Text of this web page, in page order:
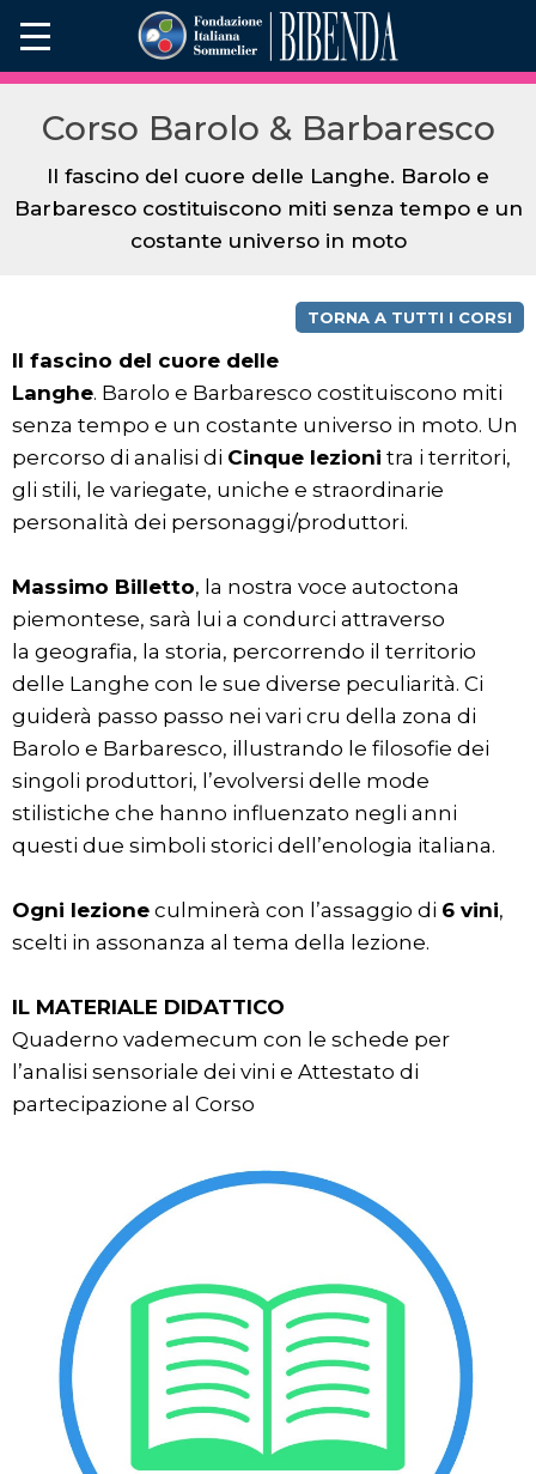
Corso Barolo & Barbaresco
Il fascino del cuore delle Langhe. Barolo e
Barbaresco costituiscono miti senza tempo e un
costante universo in moto
TORNA A TUTTI I CORSI
Il fascino del cuore delle
Langhe. Barolo e Barbaresco costituiscono miti
senza tempo e un costante universo in moto. Un
percorso di analisi di Cinque lezioni tra i territori,
gli stili, le variegate, uniche e straordinarie
personalità dei personaggi/produttori.
Massimo Billetto, la nostra voce autoctona
piemontese, sarà lui a condurci attraverso
la geografia, la storia, percorrendo il territorio
delle Langhe con le sue diverse peculiarità. Ci
guiderà passo passo nei vari cru della zona di
Barolo e Barbaresco, illustrando le filosofie dei
singoli produttori, l’evolversi delle mode
stilistiche che hanno influenzato negli anni
questi due simboli storici dell’enologia italiana.
Ogni lezione culminerà con l’assaggio di 6 vini,
scelti in assonanza al tema della lezione.
IL MATERIALE DIDATTICO
Quaderno vademecum con le schede per
l’analisi sensoriale dei vini e Attestato di
partecipazione al Corso